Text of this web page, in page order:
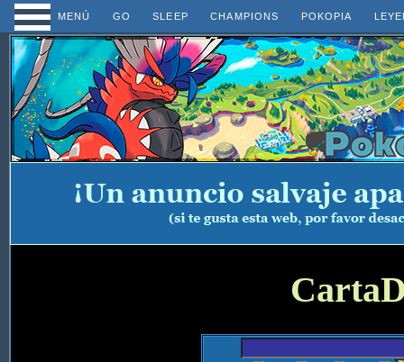
MENÚ GO SLEEP CHAMPIONS POKOPIA